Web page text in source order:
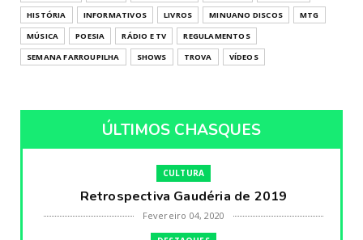
HISTÓRIA
INFORMATIVOS LIVROS MINUANO DISCOS
MTG
MÚSICA
POESIA RÁDIO E TV
REGULAMENTOS
SEMANA FARROUPILHA
SHOWS TROVA VÍDEOS
ÚLTIMOS CHASQUES
CULTURA
Retrospectiva Gaudéria de 2019
Fevereiro 04, 2020